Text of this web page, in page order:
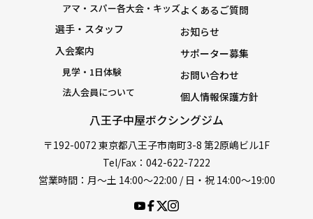
八王子中屋ボクシングジム
〒192-0072 東京都八王子市南町3-8 第2原嶋ビル1F
Tel/Fax：042-622-7222
営業時間：月〜土 14:00〜22:00 / 日・祝 14:00〜19:00
アマ・スパー各大会・キッズ
選手・スタッフ
入会案内
見学・1日体験
法人会員について
よくあるご質問
お知らせ
サポーター募集
お問い合わせ
個人情報保護方針